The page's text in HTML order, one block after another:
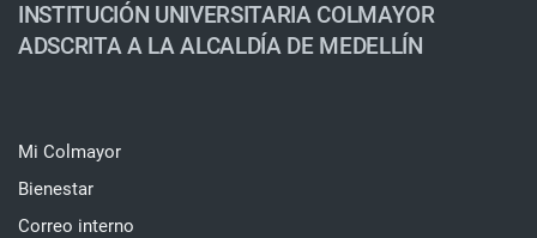
INSTITUCIÓN UNIVERSITARIA COLMAYOR
ADSCRITA A LA ALCALDÍA DE MEDELLÍN
Mi Colmayor
Bienestar
Correo interno